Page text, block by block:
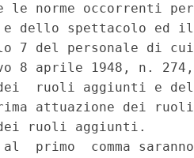
le norme occorrenti per
dello spettacolo ed il
del personale di cui
8 aprile 1948, n. 274,
ruoli aggiunti e del
attuazione dei ruoli
ruoli aggiunti.
primo  comma saranno